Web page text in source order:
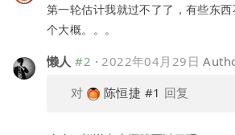
第一轮估计我就过不了了，有些东
个大概。。。
懒人 #2 · 2022年04月29日
对
陈恒捷 #1 回复